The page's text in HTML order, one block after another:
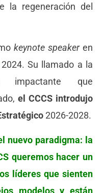
la regeneración del
keynote speakeren
2024. Su llamado a la
impactante que
el CCCS introdujo
2026-2028.
nuevo paradigma: la
queremos hacer un
líderes que sienten
modelos y están